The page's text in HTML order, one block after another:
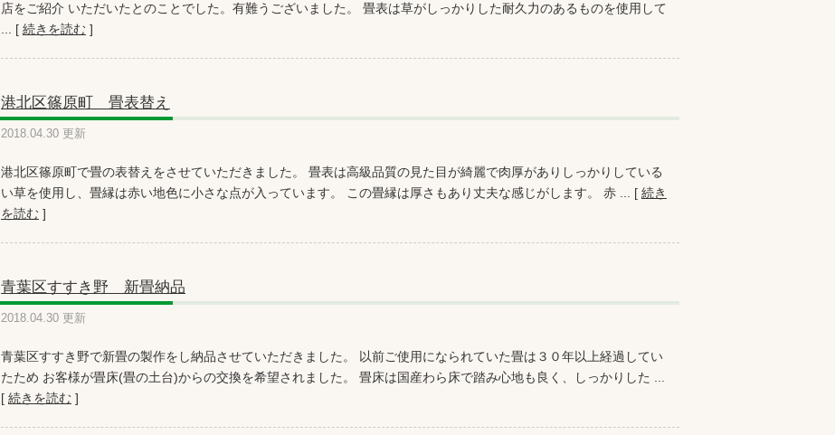
店をご紹介 いただいたとのことでした。有難うございました。 畳表は草がしっかりした耐久力のあるものを使用して
... [ 続きを読む ]
港北区篠原町 畳表替え
2018.04.30 更新
港北区篠原町で畳の表替えをさせていただきました。 畳表は高級品質の見た目が綺麗で肉厚がありしっかりしている
い草を使用し、畳縁は赤い地色に小さな点が入っています。 この畳縁は厚さもあり丈夫な感じがします。 赤 ... [ 続き
を読む ]
青葉区すすき野 新畳納品
2018.04.30 更新
青葉区すすき野で新畳の製作をし納品させていただきました。 以前ご使用になられていた畳は３０年以上経過してい
たため お客様が畳床(畳の土台)からの交換を希望されました。 畳床は国産わら床で踏み心地も良く、しっかりした ...
[ 続きを読む ]